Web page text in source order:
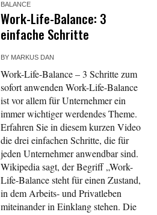
BALANCE
Work-Life-Balance: 3
einfache Schritte
BY MARKUS DAN
Work-Life-Balance – 3 Schritte zum
sofort anwenden Work-Life-Balance
ist vor allem für Unternehmer ein
immer wichtiger werdendes Theme.
Erfahren Sie in diesem kurzen Video
die drei einfachen Schritte, die für
jeden Unternehmer anwendbar sind.
Wikipedia sagt, der Begriff „Work-
Life-Balance steht für einen Zustand,
in dem Arbeits- und Privatleben
miteinander in Einklang stehen. Die